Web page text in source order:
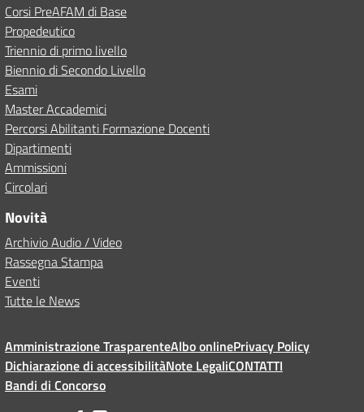
Corsi PreAFAM di Base
Propedeutico
Triennio di primo livello
Biennio di Secondo Livello
Esami
Master Accademici
Percorsi Abilitanti Formazione Docenti
Dipartimenti
Ammissioni
Circolari
Novità
Archivio Audio / Video
Rassegna Stampa
Eventi
Tutte le News
Amministrazione TrasparenteAlbo onlinePrivacy Policy
Dichiarazione di accessibilitàNote LegaliCONTATTI
Bandi di Concorso